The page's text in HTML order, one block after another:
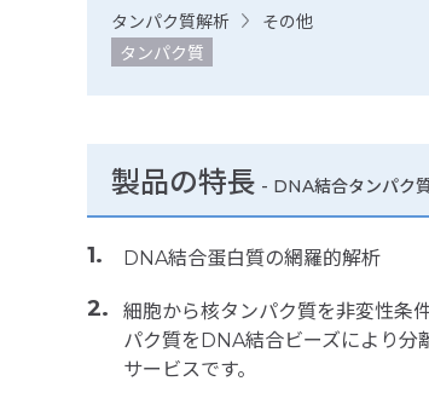
タンパク質解析
その他
タンパク質
製品の特長 - DNA結合タンパク
DNA結合蛋白質の網羅的解析
細胞から核タンパク質を非変性条
パク質をDNA結合ビーズにより分
サービスです。